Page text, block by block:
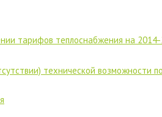
тарифов теплоснабжения на
технической возможности